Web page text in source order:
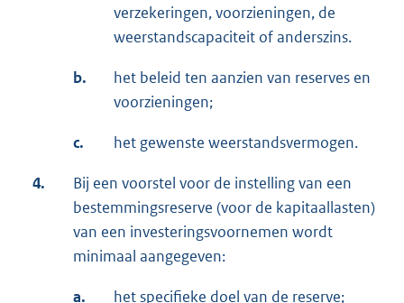
verzekeringen, voorzieningen, de
weerstandscapaciteit of anderszins.
b.
het beleid ten aanzien van reserves en
voorzieningen;
c. het gewenste weerstandsvermogen.
4.
Bij een voorstel voor de instelling van een
bestemmingsreserve (voor de kapitaallasten)
van een investeringsvoornemen wordt
minimaal aangegeven:
a. het specifieke doel van de reserve;